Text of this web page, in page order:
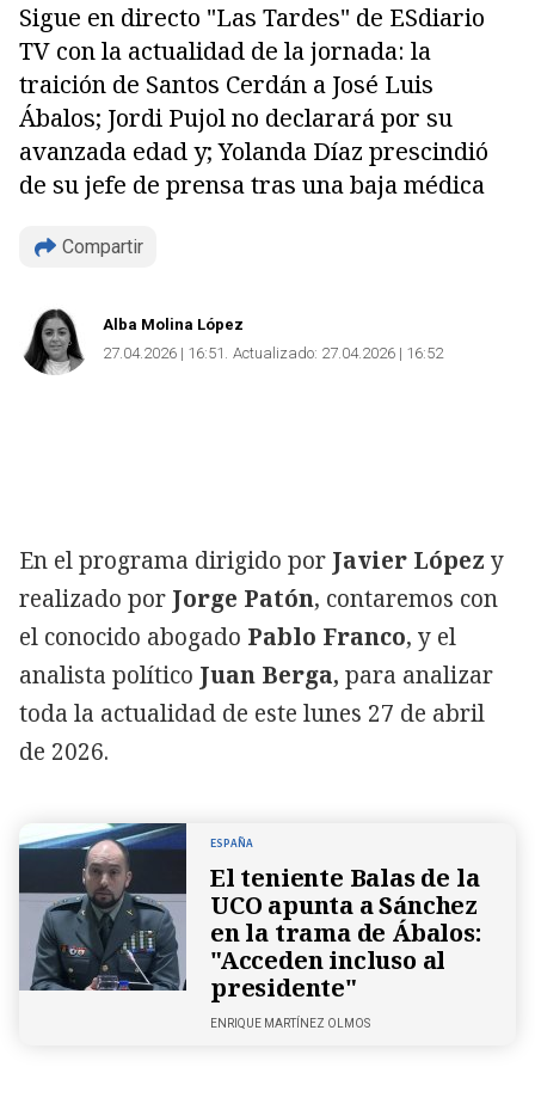
Sigue en directo "Las Tardes" de ESdiario
TV con la actualidad de la jornada: la
traición de Santos Cerdán a José Luis
Ábalos; Jordi Pujol no declarará por su
avanzada edad y; Yolanda Díaz prescindió
de su jefe de prensa tras una baja médica
Compartir
Alba Molina López
27.04.2026 | 16:51 Actualizado: 27.04.2026 | 16:52
En el programa dirigido por Javier López y
realizado por Jorge Patón, contaremos con
el conocido abogado Pablo Franco, y el
analista político Juan Berga, para analizar
toda la actualidad de este lunes 27 de abril
de 2026.
ESPAÑA
El teniente Balas de la
UCO apunta a Sánchez
en la trama de Ábalos:
"Acceden incluso al
presidente"
ENRIQUE MARTÍNEZ OLMOS